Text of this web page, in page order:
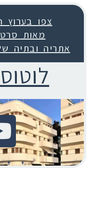
צפו בערוץ
- מאות
אתריה ובתיה